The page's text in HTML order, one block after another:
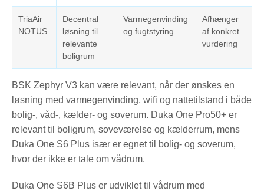
TriaAir
NOTUS
Decentral
løsning til
relevante
boligrum
Varmegenvinding
og fugtstyring
Afhænger
af konkret
vurdering
BSK Zephyr V3 kan være relevant, når der ønskes en
løsning med varmegenvinding, wifi og nattetilstand i både
bolig-, våd-, kælder- og soverum. Duka One Pro50+ er
relevant til boligrum, soveværelse og kælderrum, mens
Duka One S6 Plus især er egnet til bolig- og soverum,
hvor der ikke er tale om vådrum.
Duka One S6B Plus er udviklet til vådrum med